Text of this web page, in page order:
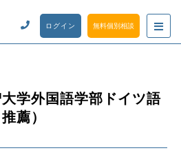
ログイン 無料個別相談
学外国語学部ドイツ語
薦）